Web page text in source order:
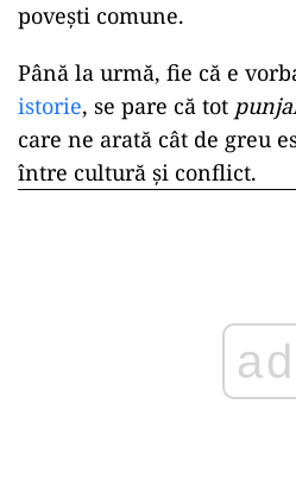
povești comune.
Până la urmă, fie că e
istorie, se pare că tot
care ne arată cât de greu
între cultură și conflict.
ad